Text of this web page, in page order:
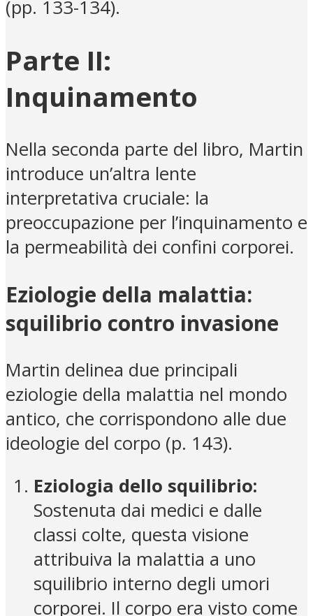
(pp. 133-134).
Parte II:
Inquinamento
Nella seconda parte del libro, Martin
introduce un’altra lente
interpretativa cruciale: la
preoccupazione per l’inquinamento e
la permeabilità dei confini corporei.
Eziologie della malattia:
squilibrio contro invasione
Martin delinea due principali
eziologie della malattia nel mondo
antico, che corrispondono alle due
ideologie del corpo (p. 143).
Eziologia dello squilibrio:
Sostenuta dai medici e dalle
classi colte, questa visione
attribuiva la malattia a uno
squilibrio interno degli umori
corporei. Il corpo era visto come